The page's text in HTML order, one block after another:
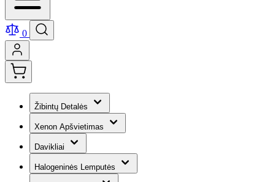
0
Žibintų Detalės
Xenon Apšvietimas
Davikliai
Halogeninės Lemputės